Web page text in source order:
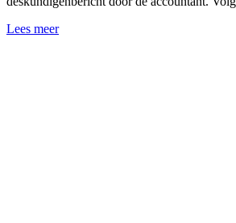
Lees meer